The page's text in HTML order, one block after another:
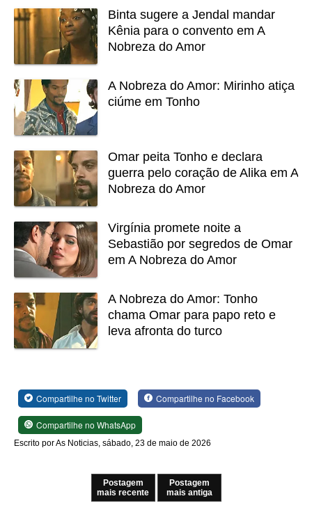
Binta sugere a Jendal mandar
Kênia para o convento em A
Nobreza do Amor
A Nobreza do Amor: Mirinho atiça
ciúme em Tonho
Omar peita Tonho e declara
guerra pelo coração de Alika em A
Nobreza do Amor
Virgínia promete noite a
Sebastião por segredos de Omar
em A Nobreza do Amor
A Nobreza do Amor: Tonho
chama Omar para papo reto e
leva afronta do turco
Compartilhe no Twitter Compartilhe no Facebook
Compartilhe no WhatsApp
Escrito por As Noticias, sábado, 23 de maio de 2026
Postagem
mais recente
Postagem
mais antiga